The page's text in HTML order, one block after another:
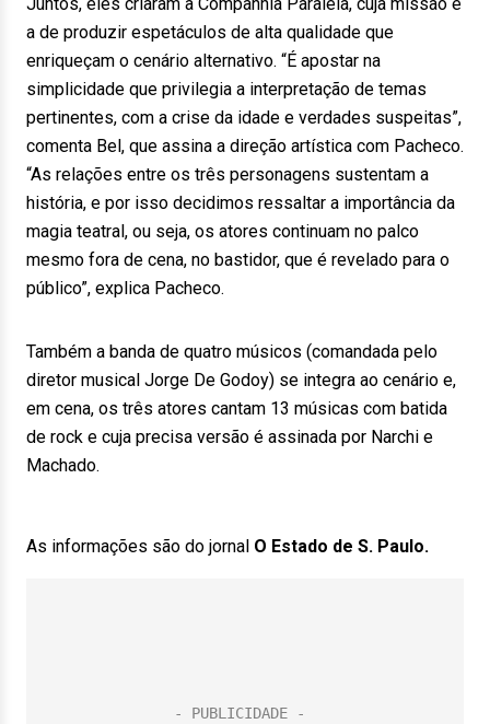
a de produzir espetáculos de alta qualidade que
enriqueçam o cenário alternativo. “É apostar na
simplicidade que privilegia a interpretação de temas
pertinentes, com a crise da idade e verdades suspeitas”,
comenta Bel, que assina a direção artística com Pacheco.
“As relações entre os três personagens sustentam a
história, e por isso decidimos ressaltar a importância da
magia teatral, ou seja, os atores continuam no palco
mesmo fora de cena, no bastidor, que é revelado para o
público”, explica Pacheco.
Também a banda de quatro músicos (comandada pelo
diretor musical Jorge De Godoy) se integra ao cenário e,
em cena, os três atores cantam 13 músicas com batida
de rock e cuja precisa versão é assinada por Narchi e
Machado.
As informações são do jornal O Estado de S. Paulo.